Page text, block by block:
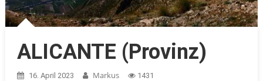
ALICANTE (Provinz)
16. April 2023 Markus 1431